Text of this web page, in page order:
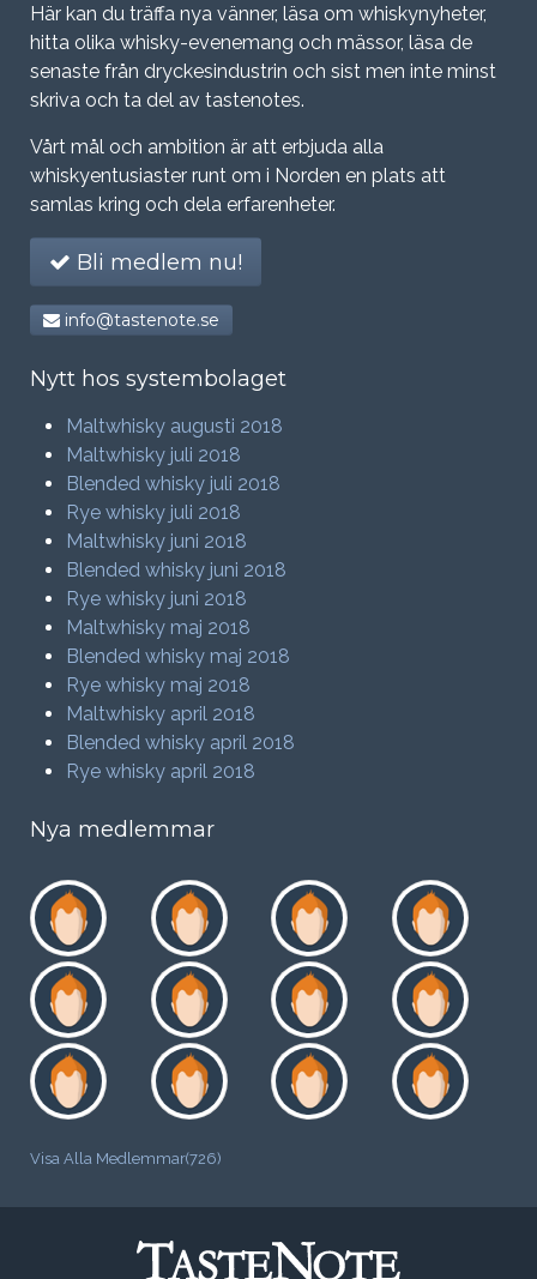
Här kan du träffa nya vänner, läsa om whiskynyheter,
hitta olika whisky-evenemang och mässor, läsa de
senaste från dryckesindustrin och sist men inte minst
skriva och ta del av tastenotes.
Vårt mål och ambition är att erbjuda alla
whiskyentusiaster runt om i Norden en plats att
samlas kring och dela erfarenheter.
Bli medlem nu!
info@tastenote.se
Nytt hos systembolaget
Maltwhisky augusti 2018
Maltwhisky juli 2018
Blended whisky juli 2018
Rye whisky juli 2018
Maltwhisky juni 2018
Blended whisky juni 2018
Rye whisky juni 2018
Maltwhisky maj 2018
Blended whisky maj 2018
Rye whisky maj 2018
Maltwhisky april 2018
Blended whisky april 2018
Rye whisky april 2018
Nya medlemmar
Visa Alla Medlemmar(726)